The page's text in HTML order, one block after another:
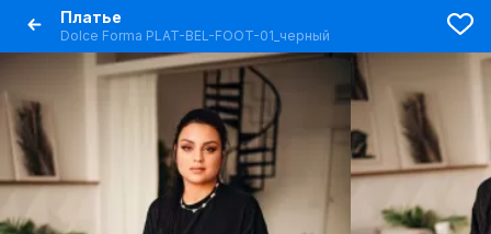
Платье
Dolce Forma PLAT-BEL-FOOT-01_черный